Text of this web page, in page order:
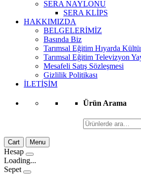
SERA NAYLONU
SERA KLİPS
HAKKIMIZDA
BELGELERİMİZ
Basında Biz
Tarımsal Eğitim Hıyarda
Tarımsal Eğitim Televizyon
Mesafeli Satış Sözleşmesi
Gizlilik Politikası
İLETİŞİM
Ürün Arama
Cart Menu
Hesap
Loading...
Sepet